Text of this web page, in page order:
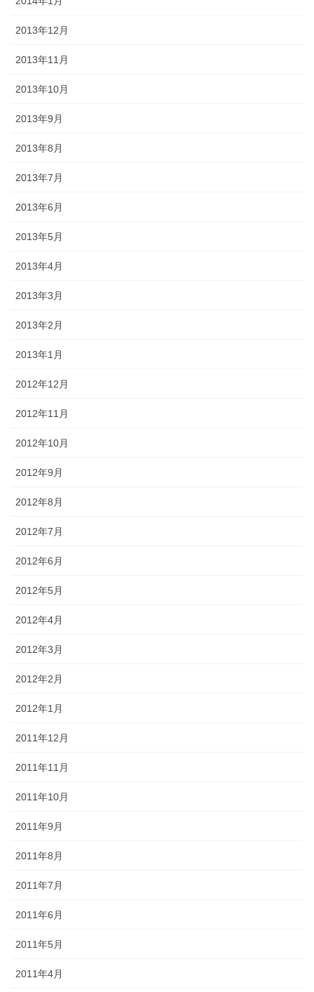
2013年12月
2013年11月
2013年10月
2013年9月
2013年8月
2013年7月
2013年6月
2013年5月
2013年4月
2013年3月
2013年2月
2013年1月
2012年12月
2012年11月
2012年10月
2012年9月
2012年8月
2012年7月
2012年6月
2012年5月
2012年4月
2012年3月
2012年2月
2012年1月
2011年12月
2011年11月
2011年10月
2011年9月
2011年8月
2011年7月
2011年6月
2011年5月
2011年4月